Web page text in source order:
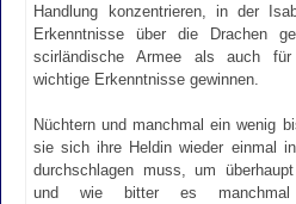
Handlung konzentrieren, in der
Erkenntnisse über die Drachen
scirländische Armee als auch
wichtige Erkenntnisse gewinnen.
Nüchtern und manchmal ein wenig
sie sich ihre Heldin wieder einmal
durchschlagen muss, um
und wie bitter es